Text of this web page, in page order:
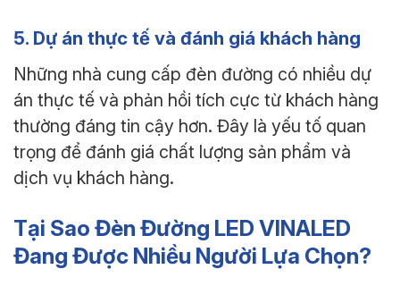
5. Dự án thực tế và đánh giá khách hàng
Những nhà cung cấp đèn đường có nhiều dự
án thực tế và phản hồi tích cực từ khách hàng
thường đáng tin cậy hơn. Đây là yếu tố quan
trọng để đánh giá chất lượng sản phẩm và
dịch vụ khách hàng.
Tại Sao Đèn Đường LED VINALED
Đang Được Nhiều Người Lựa Chọn?